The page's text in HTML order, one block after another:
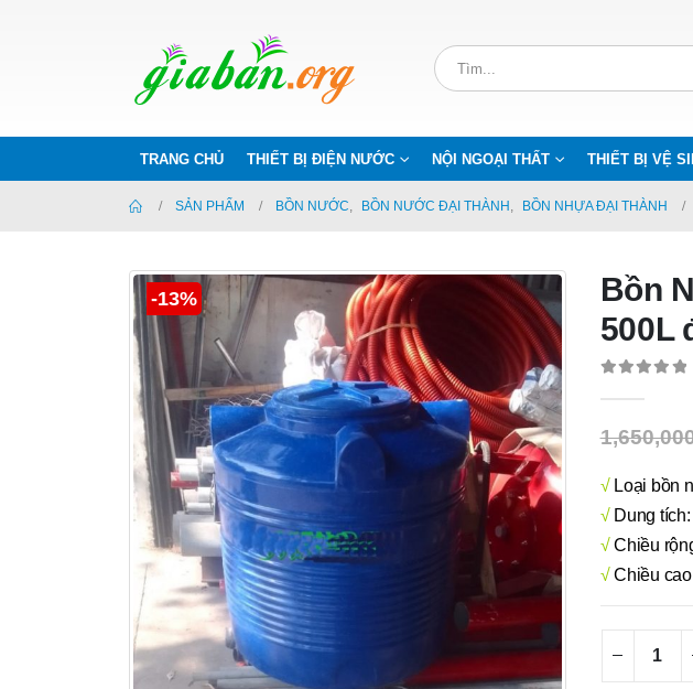
TRANG CHỦ THIẾT BỊ ĐIỆN NƯỚC NỘI NGOẠI THẤT THIẾT BỊ VỆ
SẢN PHẨM BỒN NƯỚC, BỒN NƯỚC ĐẠI THÀNH , BỒN NHỰA ĐẠI THÀNH
-13%
Bồn
500L
√Loại bồn
√ Dung
√Chiều
√Chiều cao